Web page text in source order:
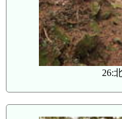
26: